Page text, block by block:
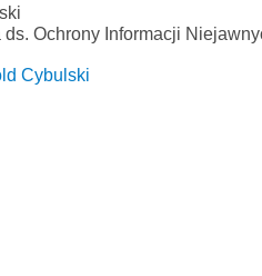
ds. Ochrony Informacji
Cybulski